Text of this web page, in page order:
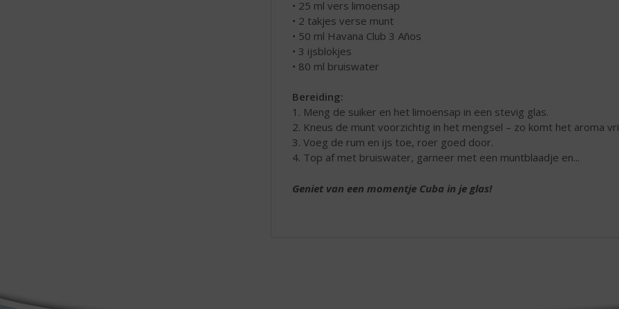
• 25 ml vers limoensap
• 2 takjes verse munt
• 50 ml Havana Club 3 Años
• 3 ijsblokjes
• 80 ml bruiswater
Bereiding:
1. Meng de suiker en het limoensap in een stevig glas.
2. Kneus de munt voorzichtig in het mengsel – zo komt het aroma
3. Voeg de rum en ijs toe, roer goed door.
4. Top af met bruiswater, garneer met een muntblaadje en...
Geniet van een momentje Cuba in je glas!